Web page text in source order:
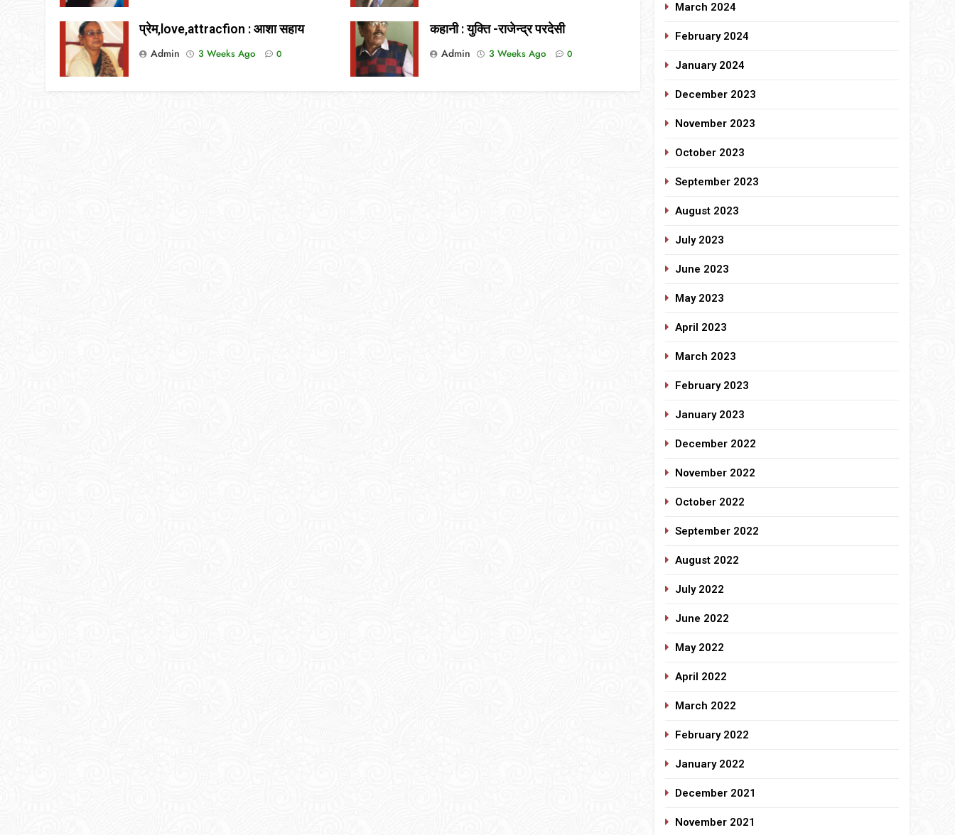
प्रेम,love,attracfion : आशा सहाय
Admin
3 Weeks Ago 0
कहानी : युक्ति -राजेन्द्र परदेसी
Admin
3 Weeks Ago 0
March 2024
February 2024
January 2024
December 2023
November 2023
October 2023
September 2023
August 2023
July 2023
June 2023
May 2023
April 2023
March 2023
February 2023
January 2023
December 2022
November 2022
October 2022
September 2022
August 2022
July 2022
June 2022
May 2022
April 2022
March 2022
February 2022
January 2022
December 2021
November 2021